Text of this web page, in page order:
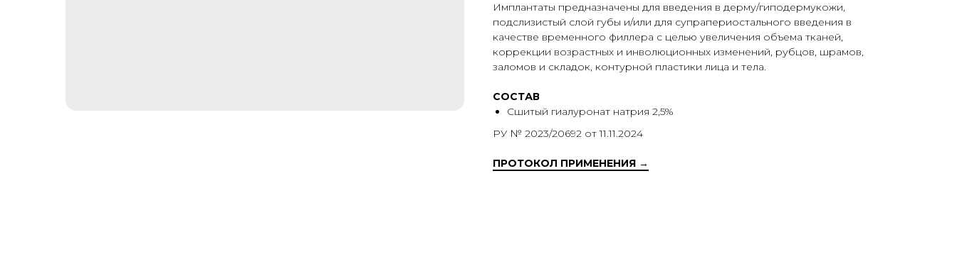
Имплантаты предназначены для введения в дерму/гиподермукожи,
подслизистый слой губы и/или для супрапериостального введения в
качестве временного филлера с целью увеличения объема тканей,
коррекции возрастных и инволюционных изменений, рубцов, шрамов,
заломов и складок, контурной пластики лица и тела.
СОСТАВ
Сшитый гиалуронат натрия 2,5%
РУ № 2023/20692 от 11.11.2024
ПРОТОКОЛ ПРИМЕНЕНИЯ →